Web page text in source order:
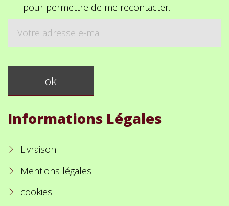
pour permettre de me recontacter.
Informations Légales
Livraison
Mentions légales
cookies